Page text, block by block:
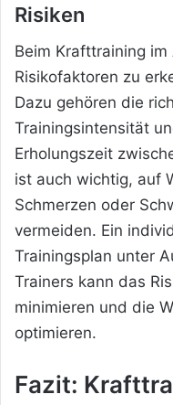
Risiken
Beim Krafttraining
Risikofaktoren zu
Dazu gehören die
Trainingsintensität
Erholungszeit
ist auch wichtig, auf
Schmerzen oder
vermeiden. Ein
Trainingsplan unter
Trainers kann das
minimieren und die
optimieren.
Fazit: